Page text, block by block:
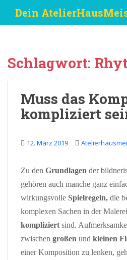
i
Dein
Schlagwort:
Muss das
kompliziert
12. März 2019
Zu den Grundlagen der
gehören auch manche ganz
wirkungsvolle Spielregeln, die
komplexen Sachen in der
kompliziert sind.
zwischen großen und kleinen
einer Komposition zu lenken,